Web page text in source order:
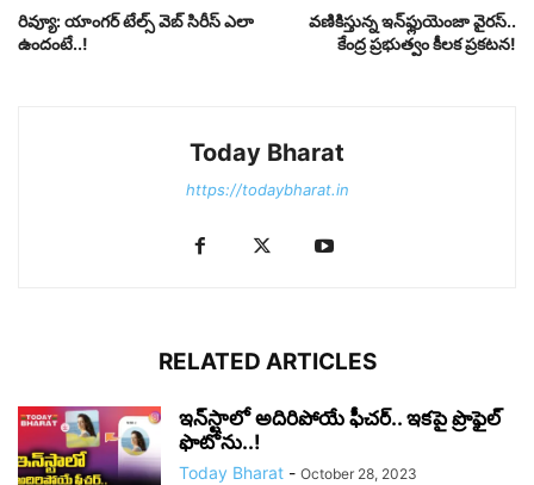
రివ్యూ: యాంగర్ టేల్స్ వెబ్​ సిరీస్ ఎలా
ఉందంటే..!
వణికిస్తున్న ఇన్‌ఫ్లుయెంజా వైరస్​..
కేంద్ర ప్రభుత్వం కీలక ప్రకటన!
Today Bharat
https://todaybharat.in
RELATED ARTICLES
ఇన్‌స్టాలో అదిరిపోయే ఫీచర్.. ఇకపై ప్రొఫైల్
ఫొటోను..!
Today Bharat - October 28, 2023